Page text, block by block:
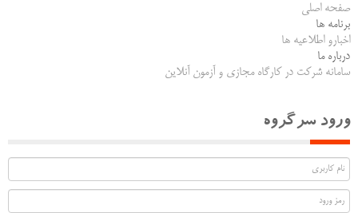
صفحه اصلی
برنامه ها
اخبارو اطلاعیه ها
درباره ما
سامانه شرکت در کارگاه مجازی و آزمون آنلاین
ورود سرگروه